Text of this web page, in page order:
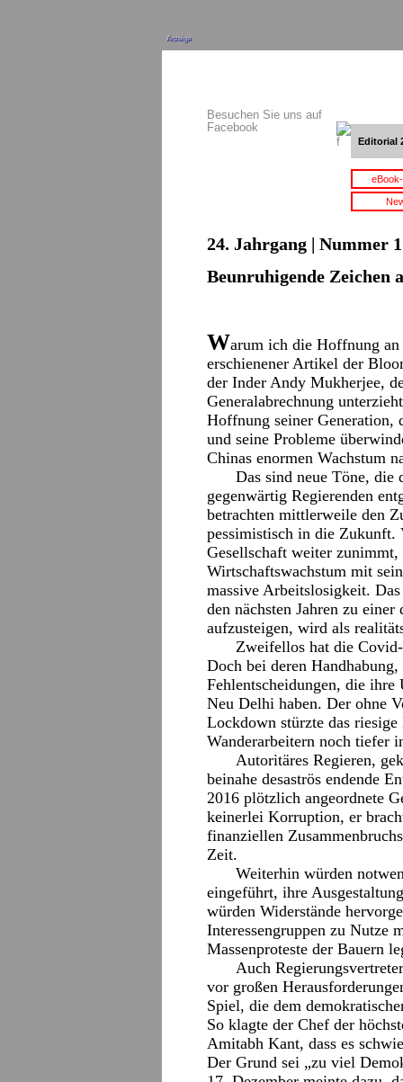
Anzeige
Besuchen Sie uns auf
Facebook
Editorial
24. Jahrgang | Nummer
Beunruhigende Zeichen
Warum ich die Hoffnung
erschienener Artikel der
der Inder Andy Mukherjee,
Generalabrechnung
Hoffnung seiner Generation,
und seine Probleme
Chinas enormen Wachstum
Das sind neue Töne, die
gegenwärtig Regierenden
betrachten mittlerweile den
pessimistisch in die Zukunft.
Gesellschaft weiter
Wirtschaftswachstum mit
massive Arbeitslosigkeit.
den nächsten Jahren zu
aufzusteigen, wird als
Zweifellos hat die
Doch bei deren
Fehlentscheidungen, die
Neu Delhi haben. Der ohne
Lockdown stürzte das
Wanderarbeitern noch tiefer
Autoritäres Regieren,
beinahe desaströs endende
2016 plötzlich angeordnete
keinerlei Korruption, er
finanziellen
Zeit.
Weiterhin würden
eingeführt, ihre
würden Widerstände
Interessengruppen zu Nutze
Massenproteste der Bauern
Auch
vor großen
Spiel, die dem
So klagte der Chef der
Amitabh Kant, dass es
Der Grund sei „zu viel